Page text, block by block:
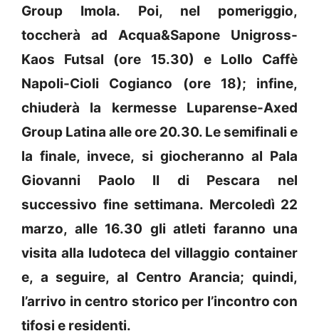
Group Imola. Poi, nel pomeriggio,
toccherà ad Acqua&Sapone Unigross-
Kaos Futsal (ore 15.30) e Lollo Caffè
Napoli-Cioli Cogianco (ore 18); infine,
chiuderà la kermesse Luparense-Axed
Group Latina alle ore 20.30. Le semifinali e
la finale, invece, si giocheranno al Pala
Giovanni Paolo II di Pescara nel
successivo fine settimana. Mercoledì 22
marzo, alle 16.30 gli atleti faranno una
visita alla ludoteca del villaggio container
e, a seguire, al Centro Arancia; quindi,
l’arrivo in centro storico per l’incontro con
tifosi e residenti.